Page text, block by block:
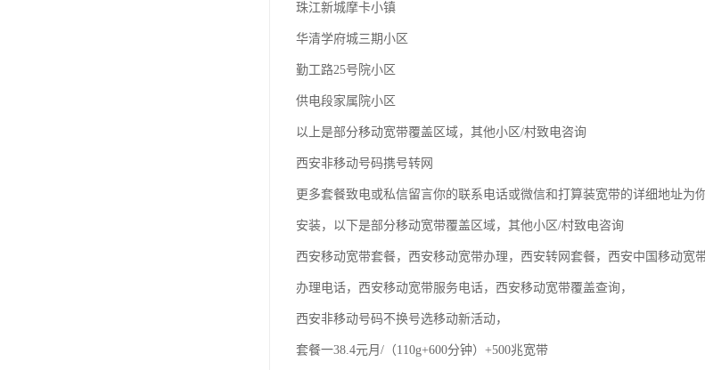
珠江新城摩卡小镇
华清学府城三期小区
勤工路25号院小区
供电段家属院小区
以上是部分移动宽带覆盖区域，其他小区/村致电咨询
西安非移动号码携号转网
更多套餐致电或私信留言你的联系电话或微信和打算装宽带的详细地址
安装，以下是部分移动宽带覆盖区域，其他小区/村致电咨询
西安移动宽带套餐，西安移动宽带办理，西安转网套餐，西安中国移动
办理电话，西安移动宽带服务电话，西安移动宽带覆盖查询，
西安非移动号码不换号选移动新活动，
套餐一38.4元月/（110g+600分钟）+500兆宽带